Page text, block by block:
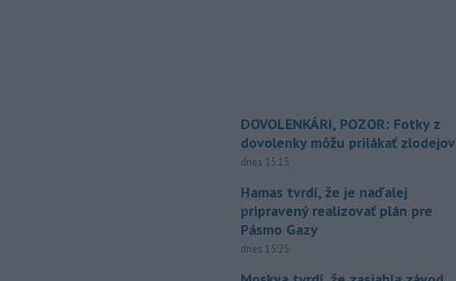
DOVOLENKÁRI, POZOR: Fotky z
dovolenky môžu prilákať zlodejov
dnes 15:15
Hamas tvrdí, že je naďalej
pripravený realizovať plán pre
Pásmo Gazy
dnes 15:25